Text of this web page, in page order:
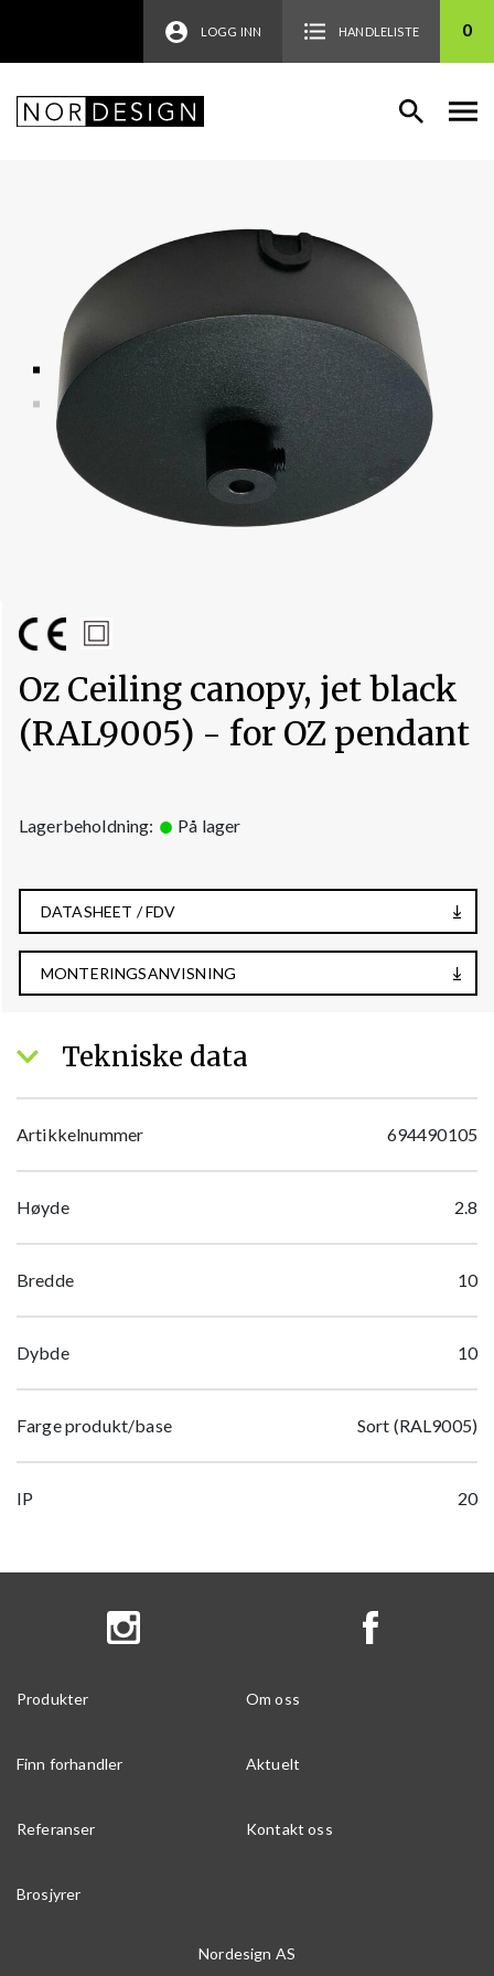
LOGG INN HANDLELISTE 0
Oz Ceiling canopy, jet black
(RAL9005) - for OZ pendant
Lagerbeholdning: På lager
DATASHEET / FDV
MONTERINGSANVISNING
Tekniske data
Artikkelnummer 694490105
Høyde 2.8
Bredde 10
Dybde 10
Farge produkt/base Sort (RAL9005)
IP 20
Produkter Om oss
Finn forhandler Aktuelt
Referanser Kontakt oss
Brosjyrer
Nordesign AS